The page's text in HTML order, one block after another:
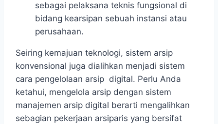
sebagai pelaksana teknis fungsional di
bidang kearsipan sebuah instansi atau
perusahaan.
Seiring kemajuan teknologi, sistem arsip
konvensional juga dialihkan menjadi sistem
cara pengelolaan arsip digital. Perlu Anda
ketahui, mengelola arsip dengan sistem
manajemen arsip digital berarti mengalihkan
sebagian pekerjaan arsiparis yang bersifat